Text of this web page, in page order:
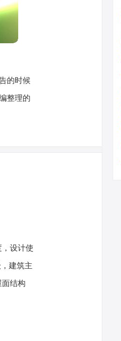
的时候
整理的
设计使
建筑主
结构